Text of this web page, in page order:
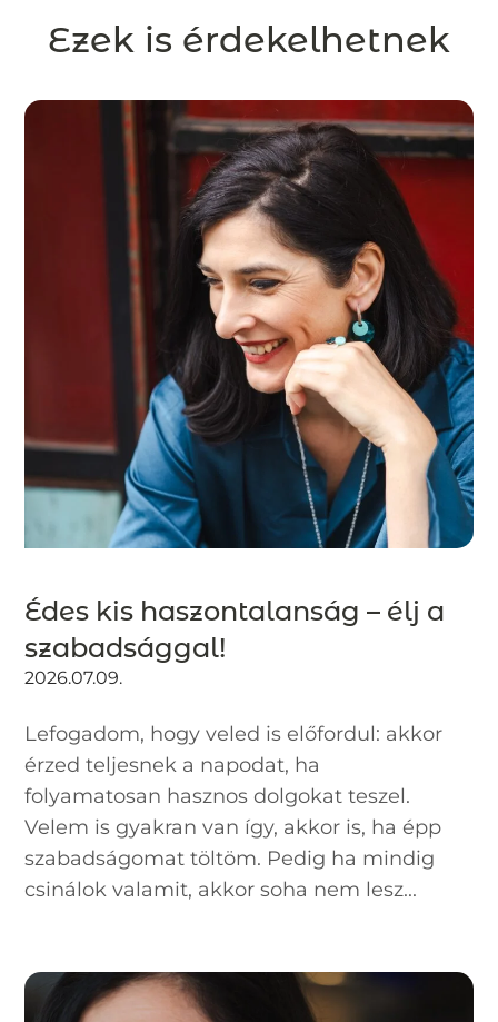
Ezek is érdekelhetnek
Édes kis haszontalanság – élj a
szabadsággal!
2026.07.09.
Lefogadom, hogy veled is előfordul: akkor
érzed teljesnek a napodat, ha
folyamatosan hasznos dolgokat teszel.
Velem is gyakran van így, akkor is, ha épp
szabadságomat töltöm. Pedig ha mindig
csinálok valamit, akkor soha nem lesz...